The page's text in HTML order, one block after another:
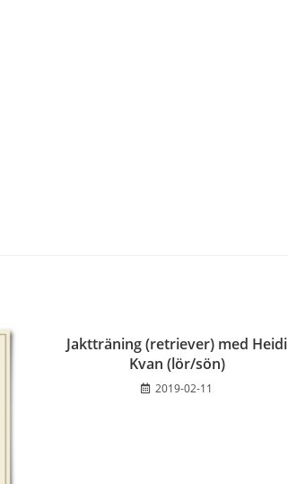
Jaktträning (retriever) med Heidi
Kvan (lör/sön)
2019-02-11